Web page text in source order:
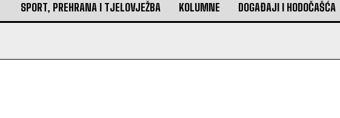
SPORT, PREHRANA I TJELOVJEŽBA KOLUMNE DOGAĐAJI I HODOČAŠĆA